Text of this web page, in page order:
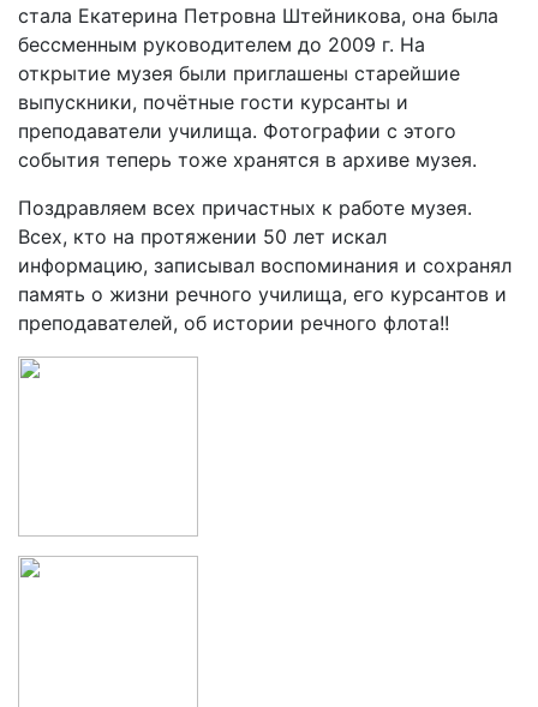
стала Екатерина Петровна Штейникова, она была
бессменным руководителем до 2009 г. На
открытие музея были приглашены старейшие
выпускники, почётные гости курсанты и
преподаватели училища. Фотографии с этого
события теперь тоже хранятся в архиве музея.
Поздравляем всех причастных к работе музея.
Всех, кто на протяжении 50 лет искал
информацию, записывал воспоминания и сохранял
память о жизни речного училища, его курсантов и
преподавателей, об истории речного флота!!